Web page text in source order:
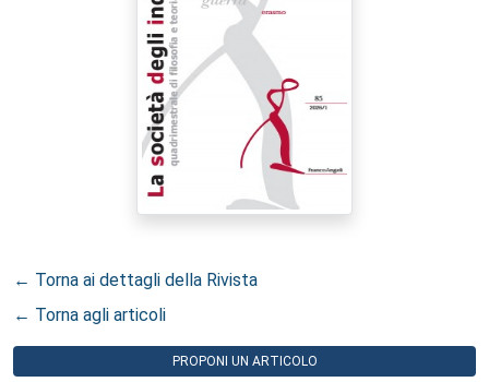
← Torna ai dettagli della Rivista
← Torna agli articoli
PROPONI UN ARTICOLO